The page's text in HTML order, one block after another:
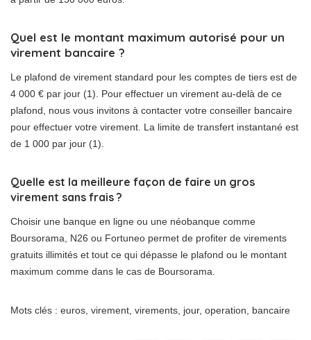
Quel est le montant maximum autorisé pour un
virement bancaire ?
Le plafond de virement standard pour les comptes de tiers est de
4 000 € par jour (1). Pour effectuer un virement au-delà de ce
plafond, nous vous invitons à contacter votre conseiller bancaire
pour effectuer votre virement. La limite de transfert instantané est
de 1 000 par jour (1).
Quelle est la meilleure façon de faire un gros
virement sans frais ?
Choisir une banque en ligne ou une néobanque comme
Boursorama, N26 ou Fortuneo permet de profiter de virements
gratuits illimités et tout ce qui dépasse le plafond ou le montant
maximum comme dans le cas de Boursorama.
Mots clés : euros, virement, virements, jour, operation, bancaire